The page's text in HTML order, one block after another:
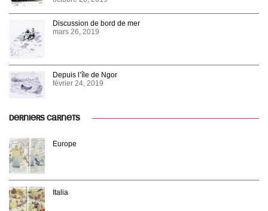
Discussion de bord de mer
mars 26, 2019
Depuis l’île de Ngor
février 24, 2019
DERNIERS CARNETS
Europe
Italia